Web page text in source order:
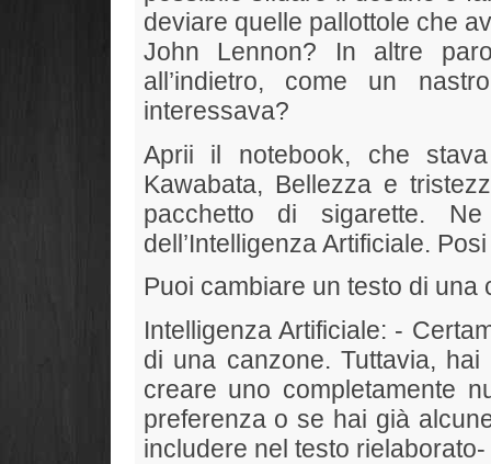
deviare quelle pallottole che
John Lennon? In altre
all’indietro, come un
interessava?
Aprii il notebook, che
Kawabata, Bellezza e
pacchetto di sigarette.
dell’Intelligenza Artificiale.
Puoi cambiare un testo di una
Intelligenza Artificiale: -
di una canzone. Tuttavia,
creare uno completamente
preferenza o se hai già
includere nel testo rielaborato-